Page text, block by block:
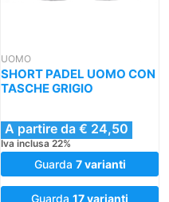
UOMO
SHORT PADEL UOMO CON
TASCHE GRIGIO
A partire da € 24,50
Iva inclusa 22%
Guarda 7 varianti
Guarda 17 varianti